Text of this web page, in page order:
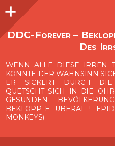
O
p
e
n
i
d
e
b
a
DDC-Forever –
Des
WENN ALLE DIESE IRREN
KÖNNTE DER WAHNSINN
ER SICKERT DURCH DIE
QUETSCHT SICH IN DIE
GESUNDEN
BEKLOPPTE ÜBERALL!
MONKEYS)
Seitenleiste